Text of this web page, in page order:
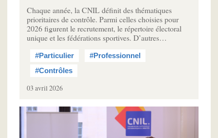
Chaque année, la CNIL définit des thématiques
prioritaires de contrôle. Parmi celles choisies pour
2026 figurent le recrutement, le répertoire électoral
unique et les fédérations sportives. D’autres…
#Particulier
#Professionnel
#Contrôles
03 avril 2026